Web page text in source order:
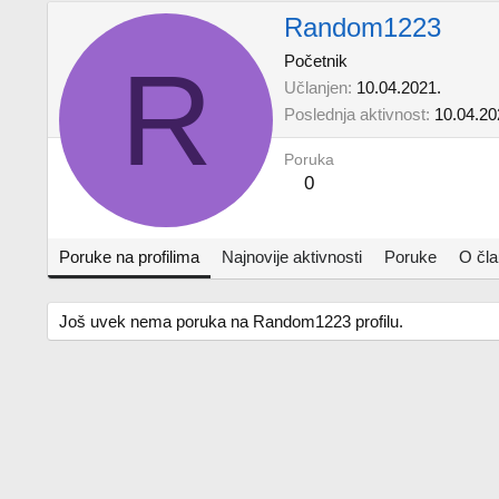
R
Random1223
Početnik
Učlanjen 10.04.2021.
Poslednja aktivnost
Poruka
0
Poruke na profilima Najnovije aktivnosti Poruke O
Još uvek nema poruka na Random1223 profilu.